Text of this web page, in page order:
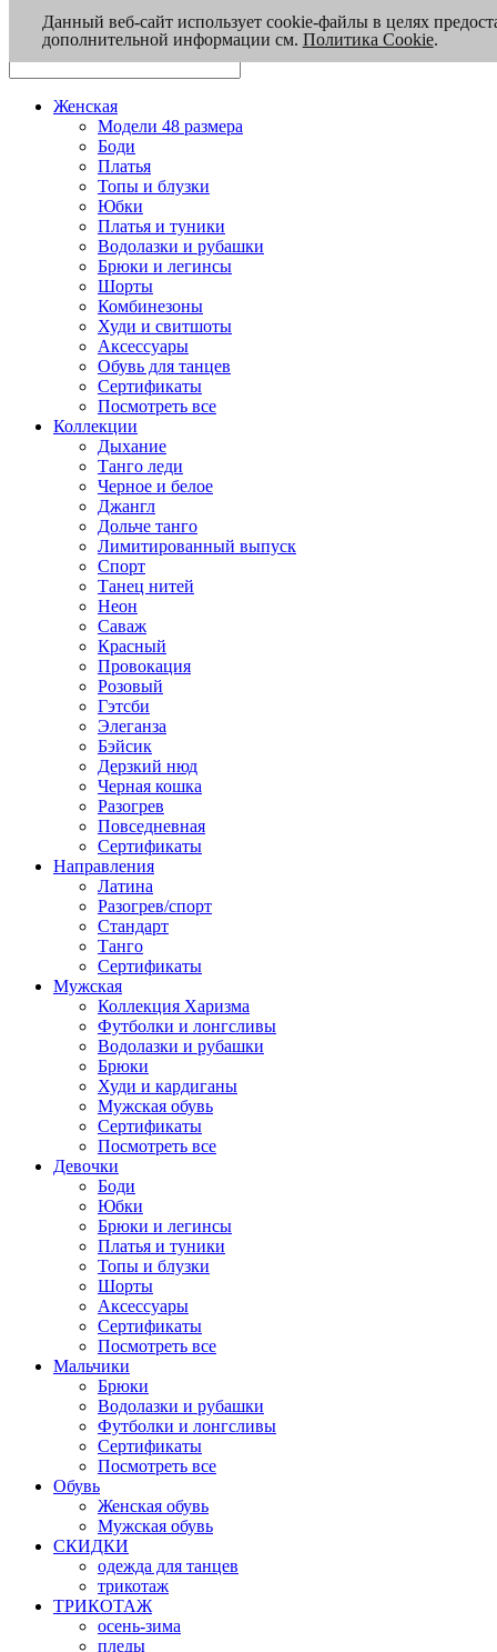
Женская
Модели 48 размера
Боди
Платья
Топы и блузки
Юбки
Платья и туники
Водолазки и рубашки
Брюки и легинсы
Шорты
Комбинезоны
Худи и свитшоты
Аксессуары
Обувь для танцев
Сертификаты
Посмотреть все
Коллекции
Дыхание
Танго леди
Черное и белое
Джангл
Дольче танго
Лимитированный выпуск
Спорт
Танец нитей
Неон
Саваж
Красный
Провокация
Розовый
Гэтсби
Элеганза
Бэйсик
Дерзкий нюд
Черная кошка
Разогрев
Повседневная
Сертификаты
Направления
Латина
Разогрев/спорт
Стандарт
Танго
Сертификаты
Мужская
Коллекция Харизма
Футболки и лонгсливы
Водолазки и рубашки
Брюки
Худи и кардиганы
Мужская обувь
Сертификаты
Посмотреть все
Девочки
Боди
Юбки
Брюки и легинсы
Платья и туники
Топы и блузки
Шорты
Аксессуары
Сертификаты
Посмотреть все
Мальчики
Брюки
Водолазки и рубашки
Футболки и лонгсливы
Сертификаты
Посмотреть все
Обувь
Женская обувь
Мужская обувь
СКИДКИ
одежда для танцев
трикотаж
ТРИКОТАЖ
осень-зима
пледы
Данный веб-сайт использует cookie-файлы в целях
дополнительной информации см. Политика Cookie.